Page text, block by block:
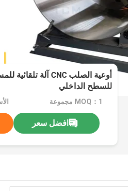
للسطح الداخلي
MOQ：1 مجموعة
افضل سعر